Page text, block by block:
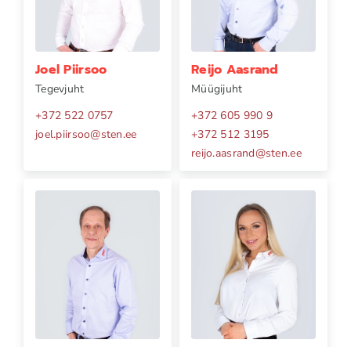
Joel Piirsoo
Tegevjuht
+372 522 0757
joel.piirsoo@sten.ee
Reijo Aasrand
Müügijuht
+372 605 990 9
+372 512 3195
reijo.aasrand@sten.ee